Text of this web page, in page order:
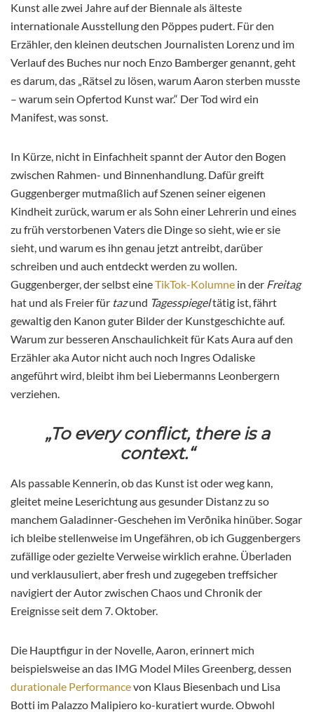
Kunst alle zwei Jahre auf der Biennale als älteste
internationale Ausstellung den Pöppes pudert. Für den
Erzähler, den kleinen deutschen Journalisten Lorenz und im
Verlauf des Buches nur noch Enzo Bamberger genannt, geht
es darum, das „Rätsel zu lösen, warum Aaron sterben musste
– warum sein Opfertod Kunst war.“ Der Tod wird ein
Manifest, was sonst.
In Kürze, nicht in Einfachheit spannt der Autor den Bogen
zwischen Rahmen- und Binnenhandlung. Dafür greift
Guggenberger mutmaßlich auf Szenen seiner eigenen
Kindheit zurück, warum er als Sohn einer Lehrerin und eines
zu früh verstorbenen Vaters die Dinge so sieht, wie er sie
sieht, und warum es ihn genau jetzt antreibt, darüber
schreiben und auch entdeckt werden zu wollen.
Guggenberger, der selbst eineTikTok-Kolumne in der Freitag
hat und als Freier für tazund Tagesspiegeltätig ist, fährt
gewaltig den Kanon guter Bilder der Kunstgeschichte auf.
Warum zur besseren Anschaulichkeit für Kats Aura auf den
Erzähler aka Autor nicht auch noch Ingres Odaliske
angeführt wird, bleibt ihm bei Liebermanns Leonbergern
verziehen.
„To every conflict, there is a
context.“
Als passable Kennerin, ob das Kunst ist oder weg kann,
gleitet meine Leserichtung aus gesunder Distanz zu so
manchem Galadinner-Geschehen im Verōnika hinüber. Sogar
ich bleibe stellenweise im Ungefähren, ob ich Guggenbergers
zufällige oder gezielte Verweise wirklich erahne. Überladen
und verklausuliert, aber fresh und zugegeben treffsicher
navigiert der Autor zwischen Chaos und Chronik der
Ereignisse seit dem 7. Oktober.
Die Hauptfigur in der Novelle, Aaron, erinnert mich
beispielsweise an das IMG Model Miles Greenberg, dessen
durationale Performancevon Klaus Biesenbach und Lisa
Botti im Palazzo Malipiero ko-kuratiert wurde. Obwohl